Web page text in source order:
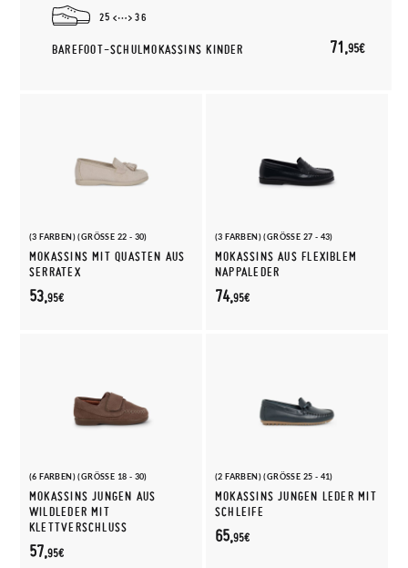
25 36
BAREFOOT-SCHULMOKASSINS KINDER 71,95€
(3 FARBEN) (GRÖSSE 22 - 30)
MOKASSINS MIT QUASTEN AUS
SERRATEX
53,95€
(3 FARBEN) (GRÖSSE 27 - 43)
MOKASSINS AUS FLEXIBLEM
NAPPALEDER
74,95€
(6 FARBEN) (GRÖSSE 18 - 30)
MOKASSINS JUNGEN AUS
WILDLEDER MIT
KLETTVERSCHLUSS
57,95€
(2 FARBEN) (GRÖSSE 25 - 41)
MOKASSINS JUNGEN LEDER MIT
SCHLEIFE
65,95€